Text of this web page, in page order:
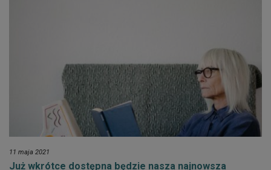
11 maja 2021
Już wkrótce dostępna będzie nasza najnowsza